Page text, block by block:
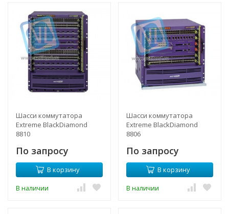
Шасси коммутатора
Extreme BlackDiamond
8810
По запросу
В корзину
В наличии
Шасси коммутатора
Extreme BlackDiamond
8806
По запросу
В корзину
В наличии